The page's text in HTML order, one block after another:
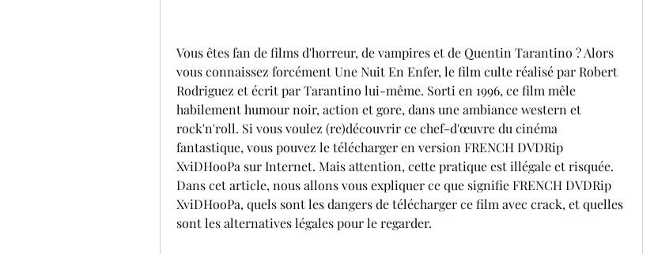
Vous êtes fan de films d'horreur, de vampires et de Quentin Tarantino ? Alors
vous connaissez forcément Une Nuit En Enfer, le film culte réalisé par Robert
Rodriguez et écrit par Tarantino lui-même. Sorti en 1996, ce film mêle
habilement humour noir, action et gore, dans une ambiance western et
rock'n'roll. Si vous voulez (re)découvrir ce chef-d'œuvre du cinéma
fantastique, vous pouvez le télécharger en version FRENCH DVDRip
XviDHooPa sur Internet. Mais attention, cette pratique est illégale et risquée.
Dans cet article, nous allons vous expliquer ce que signifie FRENCH DVDRip
XviDHooPa, quels sont les dangers de télécharger ce film avec crack, et quelles
sont les alternatives légales pour le regarder.